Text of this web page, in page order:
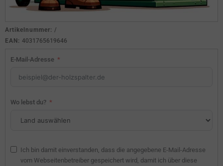
Artikelnummer: /
EAN: 4031765619646
E-Mail-Adresse
Wo lebst du?
Ich bin damit einverstanden, dass die angegebene E-Mail-Adresse
vom Webseitenbetreiber gespeichert wird, damit ich über diese